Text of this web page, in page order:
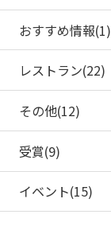
おすすめ情報(1)
レストラン(22)
その他(12)
受賞(9)
イベント(15)